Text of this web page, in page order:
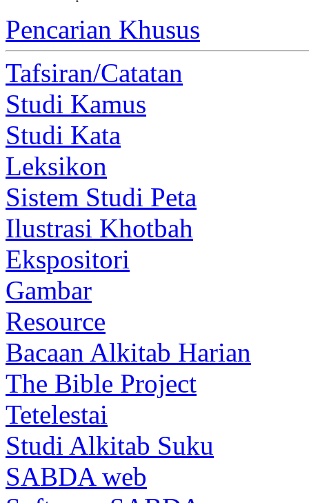
Pencarian Khusus
Tafsiran/Catatan
Studi Kamus
Studi Kata
Leksikon
Sistem Studi Peta
Ilustrasi Khotbah
Ekspositori
Gambar
Resource
Bacaan Alkitab Harian
The Bible Project
Tetelestai
Studi Alkitab Suku
SABDA web